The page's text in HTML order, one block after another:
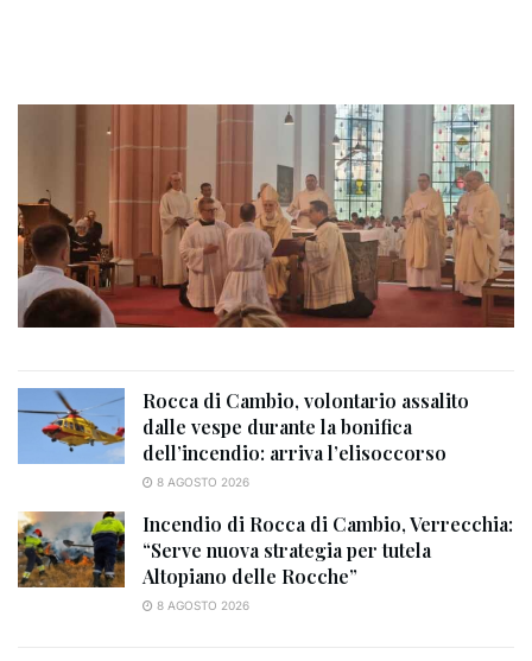
Rocca di Cambio, volontario assalito
dalle vespe durante la bonifica
dell’incendio: arriva l’elisoccorso
8 AGOSTO 2026
Incendio di Rocca di Cambio, Verrecchia:
“Serve nuova strategia per tutela
Altopiano delle Rocche”
8 AGOSTO 2026